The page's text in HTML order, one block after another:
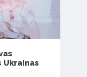
Ukrainas